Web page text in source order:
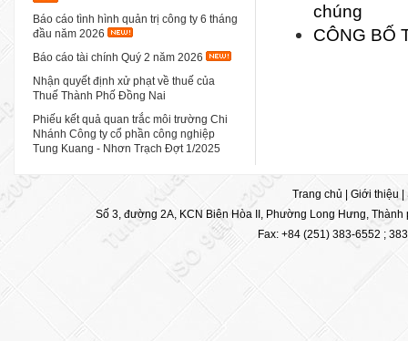
Báo cáo tình hình quản trị công ty 6 tháng
đầu năm 2026
Báo cáo tài chính Quý 2 năm 2026
Nhận quyết định xử phạt về thuế của
Thuế Thành Phố Đồng Nai
Phiếu kết quả quan trắc môi trường Chi
Nhánh Công ty cổ phần công nghiệp
Tung Kuang - Nhơn Trạch Đợt 1/2025
chúng
CÔNG BỐ
Trang chủ Giới thiệu
Số 3, đường 2A, KCN Biên Hòa II, Phường Long Hưng,
Fax: +84 (251) 383-6552 ;